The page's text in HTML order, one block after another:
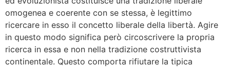
omogenea e coerente con se stessa, è legittimo
ricercare in esso il concetto liberale della libertà. Agire
in questo modo significa però circoscrivere la propria
ricerca in essa e non nella tradizione costruttivista
continentale. Questo comporta rifiutare la tipica